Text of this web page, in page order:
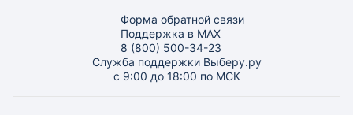
Форма обратной связи
Поддержка в MAX
8 (800) 500-34-23
Служба поддержки Выберу.ру
с 9:00 до 18:00 по МСК